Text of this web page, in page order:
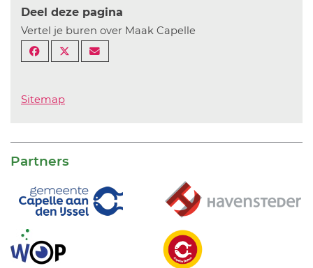
Deel deze pagina
Vertel je buren over Maak Capelle
Sitemap
Partners